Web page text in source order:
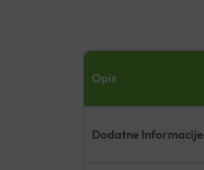
Opis
Dodatne Informacije